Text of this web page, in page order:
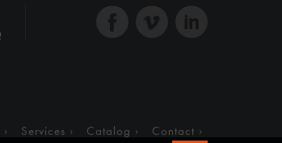
Services Catalog Contact